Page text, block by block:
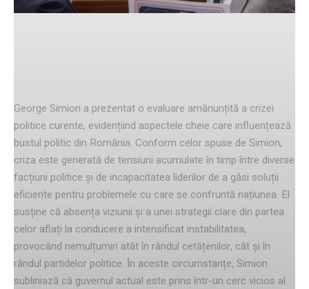
George Simion a prezentat o evaluare amănunțită a crizei
politice curente, evidențiind aspectele cheie care influențează
bustul politic din România. Conform celor spuse de Simion,
criza este generată de tensiuni acumulate în timp între diverse
facțiuni politice și de incapacitatea liderilor de a găsi soluții
eficiente pentru problemele cu care se confruntă națiunea. El
susține că absența viziunii și a unei strategii clare din partea
celor aflați la conducere a intensificat instabilitatea,
provocând nemulțumiri atât în rândul cetățenilor, cât și în
rândul partidelor politice. În aceste circumstanțe, Simion
subliniază că guvernul actual este prins într-un cerc vicios al